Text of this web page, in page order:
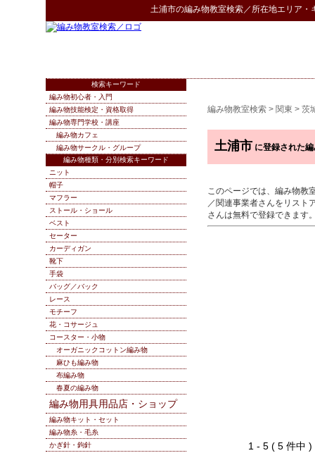
土浦市の編み物教室検索／所在地エリア・
編み物教室検索 > 関東 > 茨
土浦市 に登録された
このページでは、編み物教
／関連事業者さんをリスト
さんは無料で登録できます
1 - 5 ( 5 件
検索キーワード
編み物初心者・入門
編み物技能検定・資格取得
編み物専門学校・講座
編み物カフェ
編み物サークル・グループ
編み物種類・分別検索キーワード
ニット
帽子
マフラー
ストール・ショール
ベスト
セーター
カーディガン
靴下
手袋
バッグ／バック
レース
モチーフ
花・コサージュ
コースター・小物
オーガニックコットン編み物
麻ひも編み物
布編み物
春夏の編み物
編み物用具用品店・ショップ
編み物キット・セット
編み物糸・毛糸
かぎ針・鉤針